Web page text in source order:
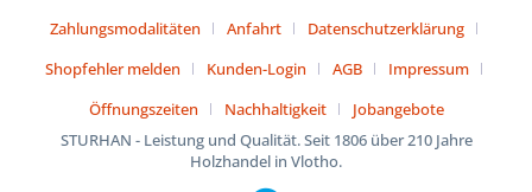
Zahlungsmodalitäten
Anfahrt
Datenschutzerklärung
Shopfehler melden
Kunden-Login AGB
Impressum
Öffnungszeiten
Nachhaltigkeit
Jobangebote
STURHAN - Leistung und Qualität. Seit 1806 über 210 Jahre
Holzhandel in Vlotho.